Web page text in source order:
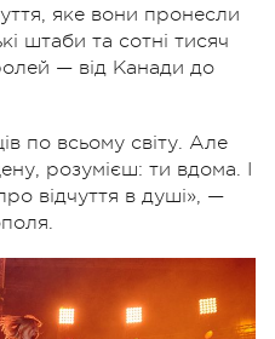
яке вони пронесли
штаби та сотні тисяч
— від Канади до
по всьому світу. Але
розумієш: ти вдома. І
відчуття в душі», —